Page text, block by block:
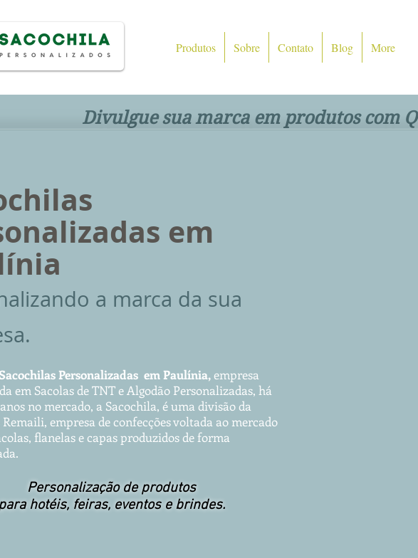
Produtos Sobre Contato Blog More
Divulgue sua marca em produtos com
em
a marca da sua
sPersonalizadas em Paulínia,empresa
em Sacolas de TNT e Algodão Personalizadas, há
no mercado, a Sacochila, é uma divisão da
Remaili, empresa de confecções voltada ao mercado
flanelas e capas produzidos de forma
Personalização de produtos
hotéis, feiras, eventos e brindes.